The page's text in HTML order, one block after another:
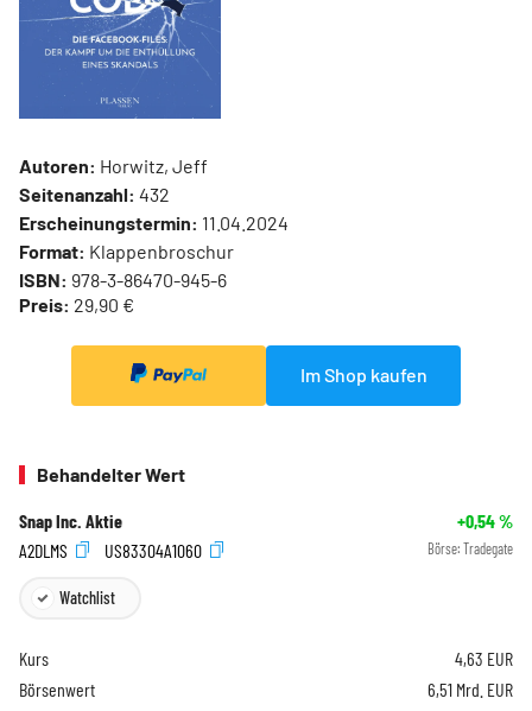
Autoren: Horwitz, Jeff
Seitenanzahl: 432
Erscheinungstermin: 11.04.2024
Format: Klappenbroschur
ISBN: 978-3-86470-945-6
Preis: 29,90 €
Im Shop kaufen
Behandelter Wert
Snap Inc. Aktie +0,54%
A2DLMS
US83304A1060 Börse: Tradegate
Watchlist
Kurs 4,63 EUR
Börsenwert
6,51 Mrd. EUR